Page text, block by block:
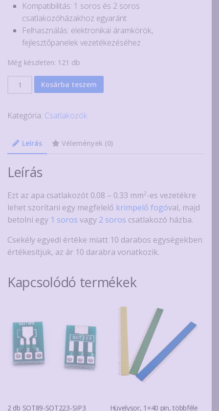
Kompatibilitás: 1 soros és 2 soros
csatlakozóházakhoz egyaránt
Felhasználás: elektronikai áramkörök,
fejlesztőpanelek vezetékezéséhez
Még készleten: 121 db
apa
2.54mm-
es
házba
mennyiség
Kosárba teszem
Kategória: Csatlakozók
Leírás Vélemények (0)
Leírás
Ezt az apa csatlakozót 0.08 – 0.33 mm2-es vezetékre
lehet szorítani egy megfelelő krimpelő fogóval, majd
betolni egy 1 soros vagy 2 soros csatlakozó házba.
Csekély egyedi értéke miatt 10 darabos egységekben
értékesítjük, az ár 10 darabra vonatkozik.
Kapcsolódó termékek
2 db SOT89-SOT223-SIP3
Hüvelysor, 1×40 pin, többféle